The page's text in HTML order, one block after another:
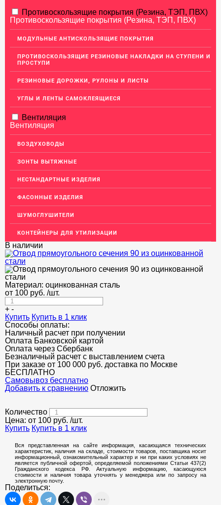
АЛЮМИНИЕВЫЙ ПРОКАТ
НЕРЖАВЕЮЩАЯ СТАЛЬ
МЕДНЫЙ ПРОКАТ
ЛАТУННЫЙ ПРОКАТ
ДЕКОР НЕРЖАВЕЙКА
ОГРАЖДЕНИЯ ДЛЯ ЛЕСТНИЦ
ЭЛЕКТРОДЫ
ДЕКОРАТИВНЫЙ УГОЛОК
МЕТАЛЛИЧЕСКИЕ ПОРОГИ НАПОЛЬНЫЕ (ДЛЯ ПОЛА),
РАСКЛАДКА, ПЛИНТУС
ПОТОЛКИ
АКЦИИ
НЕДОРОГОЙ МЕТАЛЛОПРОКАТ
Противоскользящие покрытия (Резина, ТЭП, ПВХ)
Противоскользящие покрытия (Резина, ТЭП, ПВХ)
МОДУЛЬНЫЕ АНТИСКОЛЬЗЯЩИЕ ПОКРЫТИЯ
ПРОТИВОСКОЛЬЗЯЩИЕ РЕЗИНОВЫЕ НАКЛАДКИ НА СТУПЕНИ И
ПРОСТУПИ
РЕЗИНОВЫЕ ДОРОЖКИ, РУЛОНЫ И ЛИСТЫ
УГЛЫ И ЛЕНТЫ САМОКЛЕЯЩИЕСЯ
Вентиляция
Вентиляция
ВОЗДУХОВОДЫ
ЗОНТЫ ВЫТЯЖНЫЕ
НЕСТАНДАРТНЫЕ ИЗДЕЛИЯ
ФАСОННЫЕ ИЗДЕЛИЯ
ШУМОГЛУШИТЕЛИ
КОНТЕЙНЕРЫ ДЛЯ УТИЛИЗАЦИИ
В наличии
Материал: оцинкованная сталь
от 100 руб. /шт.
+ -
Купить Купить в 1 клик
Способы оплаты:
Наличный расчет при получении
Оплата Банковской картой
Оплата через Сбербанк
Безналичный расчет с выставлением счета
При заказе от 100 000 руб. доставка по Москве
БЕСПЛАТНО
Cамовывоз бесплатно
Добавить к сравнению Отложить
Количество
Цена: от 100 руб. /шт.
Купить Купить в 1 клик
Вся представленная на сайте информация, касающаяся технических
характеристик, наличия на складе, стоимости товаров, поставщика носит
информационный, ознакомительный характер и ни при каких условиях не
является публичной офертой, определяемой положениями Статьи 437(2)
Гражданского кодекса РФ. Актуальную информацию, касающуюся
стоимости и наличия товара уточнять у менеджера или по запросу на
электронную почту.
Поделиться: